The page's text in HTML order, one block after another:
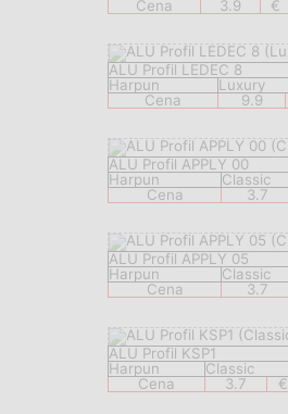
Cena
3.9 €
ALU Profil LEDEC 8
Harpun
Luxury
Cena
9.9
ALU Profil APPLY 00
Harpun
Classic
Cena
3.7
ALU Profil APPLY 05
Harpun
Classic
Cena
3.7
ALU Profil KSP1
Harpun
Classic
Cena
3.7 €